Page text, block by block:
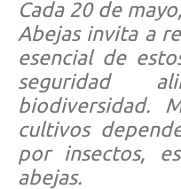
Cada 20 de
Abejas invita a
esencial de
seguridad
biodiversidad.
cultivos
por insectos,
abejas.